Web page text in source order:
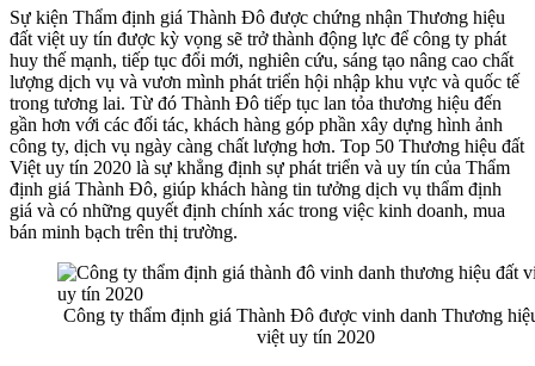
Sự kiện Thẩm định giá Thành Đô được chứng nhận Thương hiệu
đất việt uy tín được kỳ vọng sẽ trở thành động lực để công ty phát
huy thế mạnh, tiếp tục đổi mới, nghiên cứu, sáng tạo nâng cao chất
lượng dịch vụ và vươn mình phát triển hội nhập khu vực và quốc tế
trong tương lai. Từ đó Thành Đô tiếp tục lan tỏa thương hiệu đến
gần hơn với các đối tác, khách hàng góp phần xây dựng hình ảnh
công ty, dịch vụ ngày càng chất lượng hơn. Top 50 Thương hiệu đất
Việt uy tín 2020 là sự khẳng định sự phát triển và uy tín của Thẩm
định giá Thành Đô, giúp khách hàng tin tưởng dịch vụ thẩm định
giá và có những quyết định chính xác trong việc kinh doanh, mua
bán minh bạch trên thị trường.
Công ty thẩm định giá Thành Đô được vinh danh Thương
việt uy tín 2020